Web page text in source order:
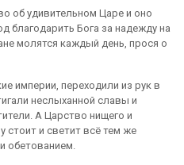
об удивительном Царе и оно
благодарить Бога за надежду на
молятся каждый день, прося о
империи, переходили из рук в
неслыханной славы и
А Царство нищего и
стоит и светит всё тем же
обетованием.